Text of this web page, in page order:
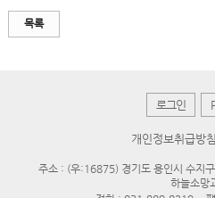
목록
로그인
개인정보취급방침
주소 : (우:16875) 경기도 용인시 수지
하늘소망